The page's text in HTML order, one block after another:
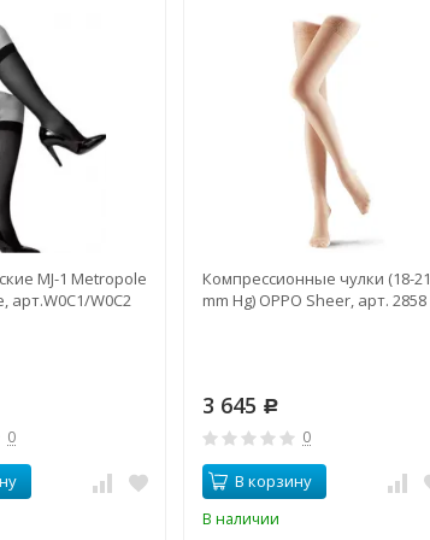
MJ-1 Metropole
арт.W0C1/W0C2
0
Компрессионные чулки (18-21
mm Hg) OPPO Sheer, арт. 2858
3 645 Р
0
В корзину
В наличии